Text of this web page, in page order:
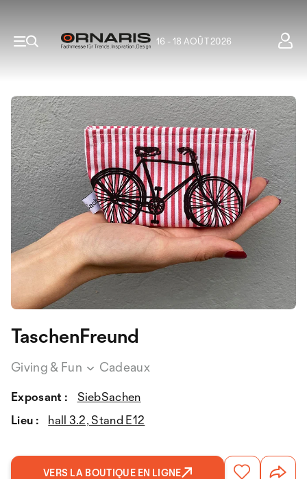
16 - 18 AOÛT 2026
TaschenFreund
Giving & Fun Cadeaux
Exposant :
SiebSachen
Lieu :
hall 3.2, Stand E12
VERS LA BOUTIQUE EN LIGNE